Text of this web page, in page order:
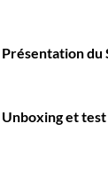
Présentation du
Unboxing et test